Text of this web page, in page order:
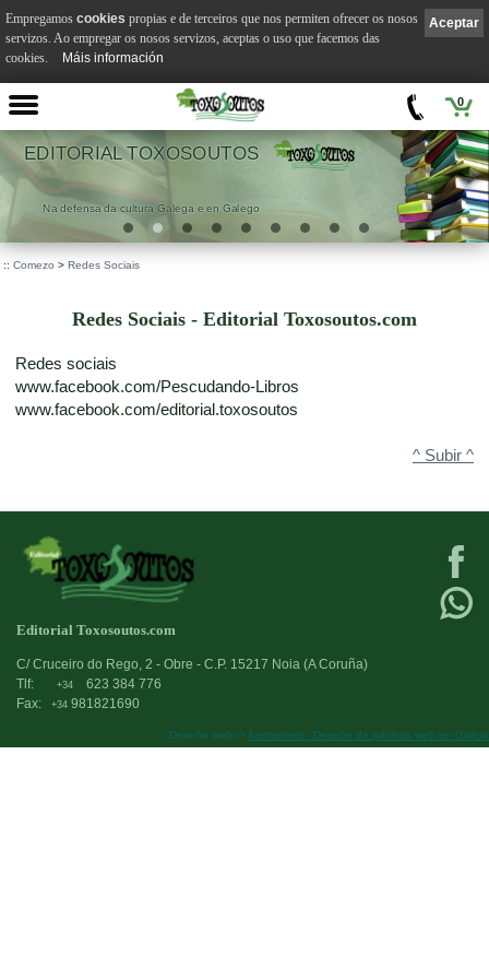
0
Galego
VILA
:: Comezo > Redes Sociais
Redes Sociais - Editorial Toxosoutos.com
Redes sociais
www.facebook.com/Pescudando-Libros
www.facebook.com/editorial.toxosoutos
^ Subir ^
Editorial Toxosoutos.com
C/ Cruceiro do Rego, 2 - Obre - C.P. 15217 Noia (A Coruña)
Tlf:
+34
623 384 776
Fax:
+34 981821690
Deseño web:-> kantaronet - Deseño de páxinas web en Galicia
Aceptar
Empregamos cookies propias e de terceiros que nos permiten ofrecer os nosos
servizos. Ao empregar os nosos servizos, aceptas o uso que facemos das
cookies.
Máis información